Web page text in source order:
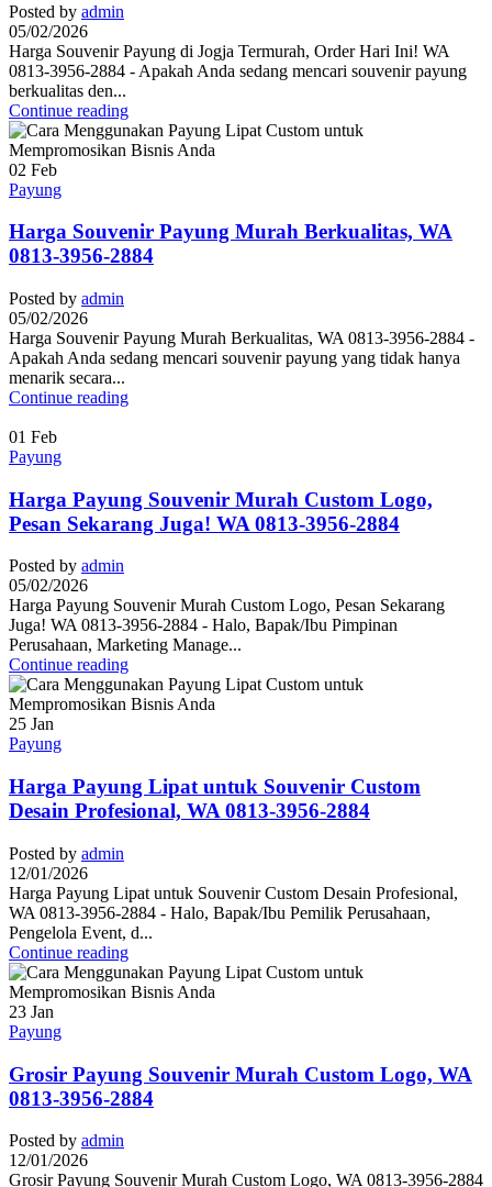
Posted by admin
05/02/2026
Harga Souvenir Payung di Jogja Termurah, Order Hari Ini! WA
0813-3956-2884 - Apakah Anda sedang mencari souvenir payung
berkualitas den...
Continue reading
02 Feb
Payung
Harga Souvenir Payung Murah Berkualitas, WA
0813-3956-2884
Posted by admin
05/02/2026
Harga Souvenir Payung Murah Berkualitas, WA 0813-3956-2884 -
Apakah Anda sedang mencari souvenir payung yang tidak hanya
menarik secara...
Continue reading
01 Feb
Payung
Harga Payung Souvenir Murah Custom Logo,
Pesan Sekarang Juga! WA 0813-3956-2884
Posted by admin
05/02/2026
Harga Payung Souvenir Murah Custom Logo, Pesan Sekarang
Juga! WA 0813-3956-2884 - Halo, Bapak/Ibu Pimpinan
Perusahaan, Marketing Manage...
Continue reading
25 Jan
Payung
Harga Payung Lipat untuk Souvenir Custom
Desain Profesional, WA 0813-3956-2884
Posted by admin
12/01/2026
Harga Payung Lipat untuk Souvenir Custom Desain Profesional,
WA 0813-3956-2884 - Halo, Bapak/Ibu Pemilik Perusahaan,
Pengelola Event, d...
Continue reading
23 Jan
Payung
Grosir Payung Souvenir Murah Custom Logo, WA
0813-3956-2884
Posted by admin
12/01/2026
Grosir Payung Souvenir Murah Custom Logo, WA 0813-3956-2884